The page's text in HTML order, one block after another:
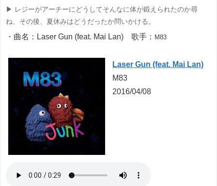
▶ レジーがアーチーにどうしてそんなに体が鍛えられたのか尋
ね、その後、夏休みはどうだったか問いかける。
・曲名：Laser Gun (feat. Mai Lan) 歌手： M83
Laser Gun (feat. Mai Lan)
M83
2016/04/08